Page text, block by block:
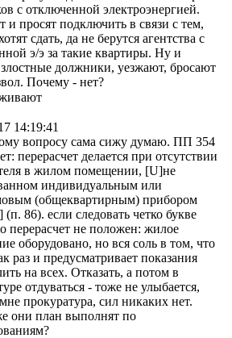
с отключенной электроэнергией.
и просят подключить в связи с тем,
сдать, да не берутся агентства с
э/э за такие квартиры. Ну и
должники, уезжают, бросают
Почему - нет?
14:19:41
вопросу сама сижу думаю. ПП 354
перерасчет делается при отсутствии
в жилом помещении, [U]не
индивидуальным или
(общеквартирным) прибором
(п. 86). если следовать четко букве
перерасчет не положен: жилое
оборудовано, но вся соль в том, что
раз и предусматривает показания
на всех. Отказать, а потом в
отдуваться - тоже не улыбается,
прокуратура, сил никаких нет.
они план выполнят по